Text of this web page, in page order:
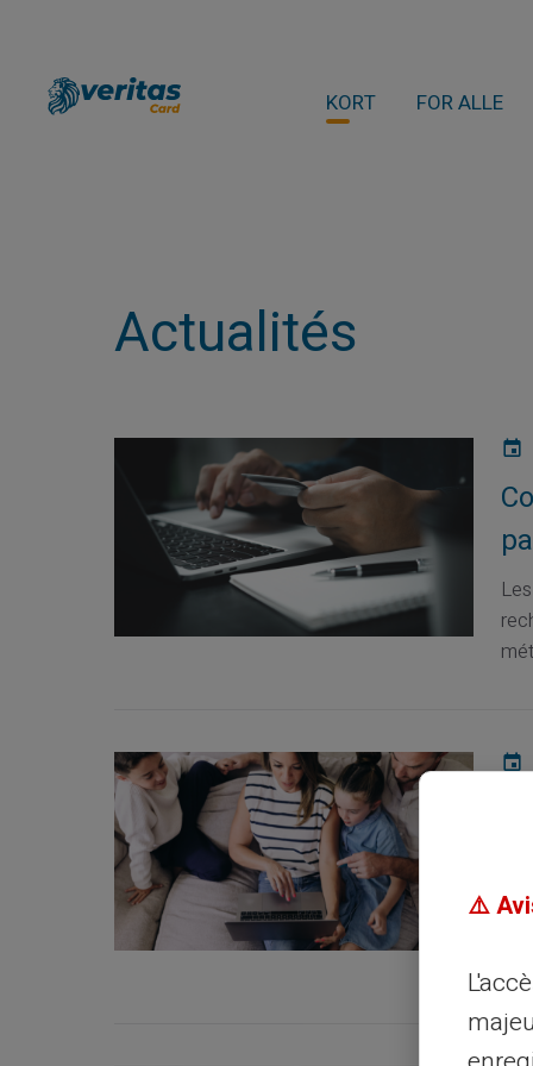
KORT FOR ALLE
Actualités
La
⚠️